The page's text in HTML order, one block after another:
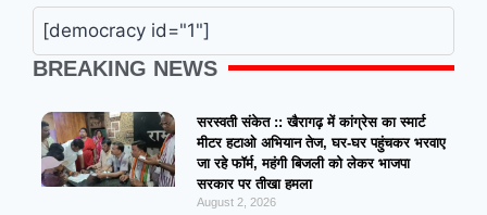
[democracy id="1"]
BREAKING NEWS
सरस्वती संकेत :: खैरागढ़ में कांग्रेस का स्मार्ट
मीटर हटाओ अभियान तेज, घर-घर पहुंचकर भरवाए
जा रहे फॉर्म, महंगी बिजली को लेकर भाजपा
सरकार पर तीखा हमला
August 2, 2026